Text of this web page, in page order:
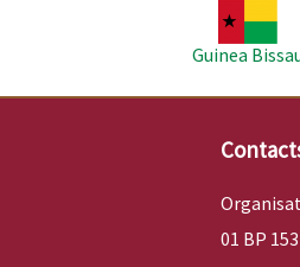
Guinea
01 BP